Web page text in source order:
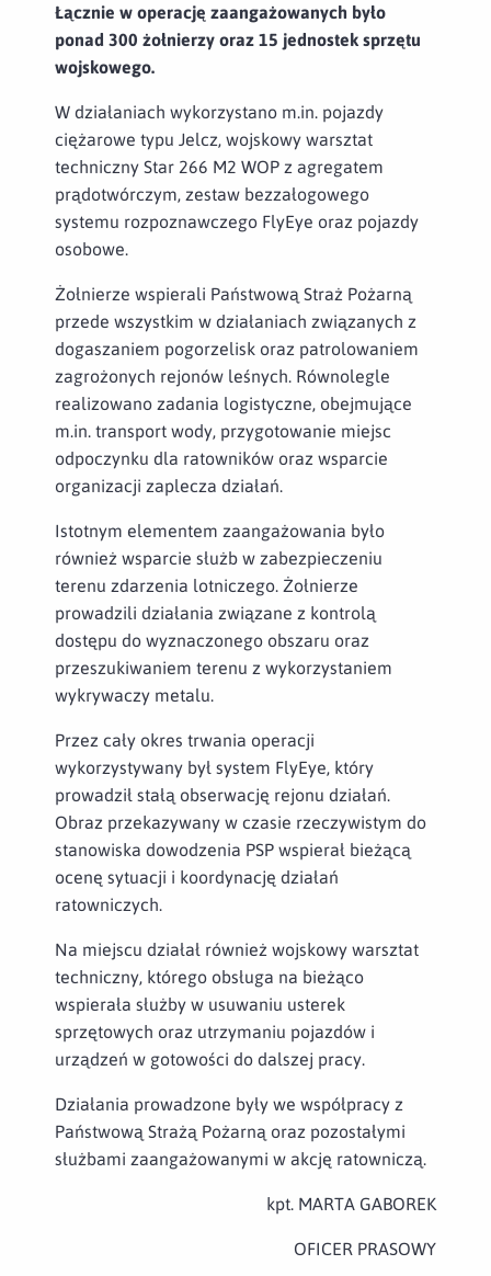
Łącznie w operację zaangażowanych było
ponad 300 żołnierzy oraz 15 jednostek sprzętu
wojskowego.
W działaniach wykorzystano m.in. pojazdy
ciężarowe typu Jelcz, wojskowy warsztat
techniczny Star 266 M2 WOP z agregatem
prądotwórczym, zestaw bezzałogowego
systemu rozpoznawczego FlyEye oraz pojazdy
osobowe.
Żołnierze wspierali Państwową Straż Pożarną
przede wszystkim w działaniach związanych z
dogaszaniem pogorzelisk oraz patrolowaniem
zagrożonych rejonów leśnych. Równolegle
realizowano zadania logistyczne, obejmujące
m.in. transport wody, przygotowanie miejsc
odpoczynku dla ratowników oraz wsparcie
organizacji zaplecza działań.
Istotnym elementem zaangażowania było
również wsparcie służb w zabezpieczeniu
terenu zdarzenia lotniczego. Żołnierze
prowadzili działania związane z kontrolą
dostępu do wyznaczonego obszaru oraz
przeszukiwaniem terenu z wykorzystaniem
wykrywaczy metalu.
Przez cały okres trwania operacji
wykorzystywany był system FlyEye, który
prowadził stałą obserwację rejonu działań.
Obraz przekazywany w czasie rzeczywistym do
stanowiska dowodzenia PSP wspierał bieżącą
ocenę sytuacji i koordynację działań
ratowniczych.
Na miejscu działał również wojskowy warsztat
techniczny, którego obsługa na bieżąco
wspierała służby w usuwaniu usterek
sprzętowych oraz utrzymaniu pojazdów i
urządzeń w gotowości do dalszej pracy.
Działania prowadzone były we współpracy z
Państwową Strażą Pożarną oraz pozostałymi
służbami zaangażowanymi w akcję ratowniczą.
kpt. MARTA GABOREK
OFICER PRASOWY